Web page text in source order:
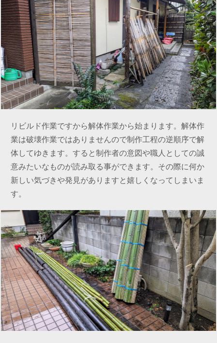
リビルド作業ですから解体作業から始まります。解体作
業は破壊作業ではありませんので制作工程の逆順序で解
体してゆきます。すると制作者の意図や職人としての誠
意みたいなものが読み取る事ができます。その際に何か
新しい気づきや発見がありますと嬉しくなってしまいま
す。